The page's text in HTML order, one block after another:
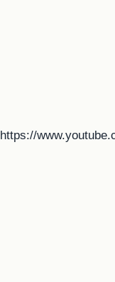
https://